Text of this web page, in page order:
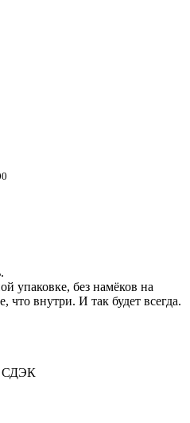
упаковке, без намёков на
что внутри. И так будет всегда.
СДЭК